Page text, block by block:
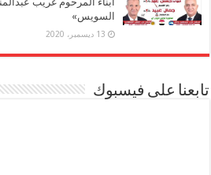
السويس»
13 ديسمبر، 2020
تابعنا على فيسبوك